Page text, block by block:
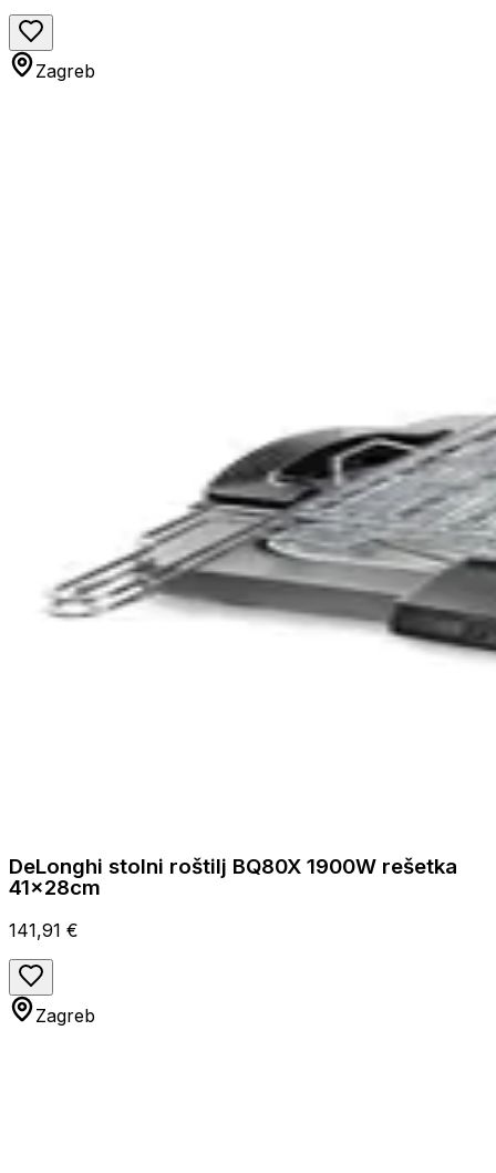
Zagreb
DeLonghi stolni roštilj BQ80X 1900W rešetka
41x28cm
141,91 €
Zagreb